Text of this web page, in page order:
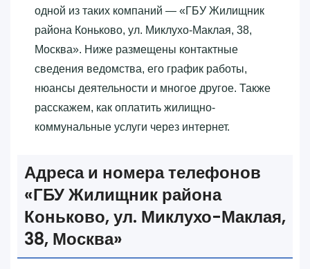
одной из таких компаний — «‎ГБУ Жилищник
района Коньково, ул. Миклухо-Маклая, 38,
Москва»‎. Ниже размещены контактные
сведения ведомства, его график работы,
нюансы деятельности и многое другое. Также
расскажем, как оплатить жилищно-
коммунальные услуги через интернет.
Адреса и номера телефонов
«‎ГБУ Жилищник района
Коньково, ул. Миклухо-Маклая,
38, Москва»‎